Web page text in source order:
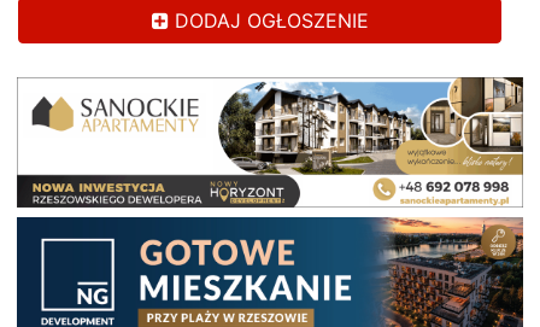
DODAJ OGŁOSZENIE